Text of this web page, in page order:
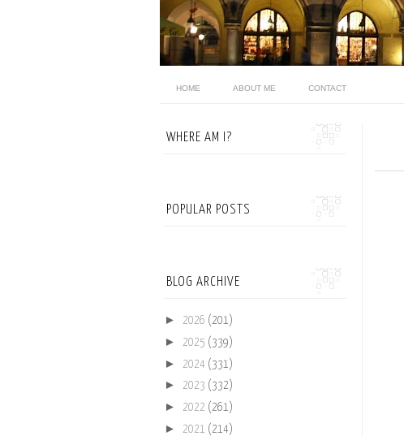
HOME ABOUT ME CONTACT
WHERE AM I?
POPULAR POSTS
BLOG ARCHIVE
► 2026 (201)
► 2025 (339)
► 2024 (331)
► 2023 (332)
► 2022 (261)
► 2021 (214)